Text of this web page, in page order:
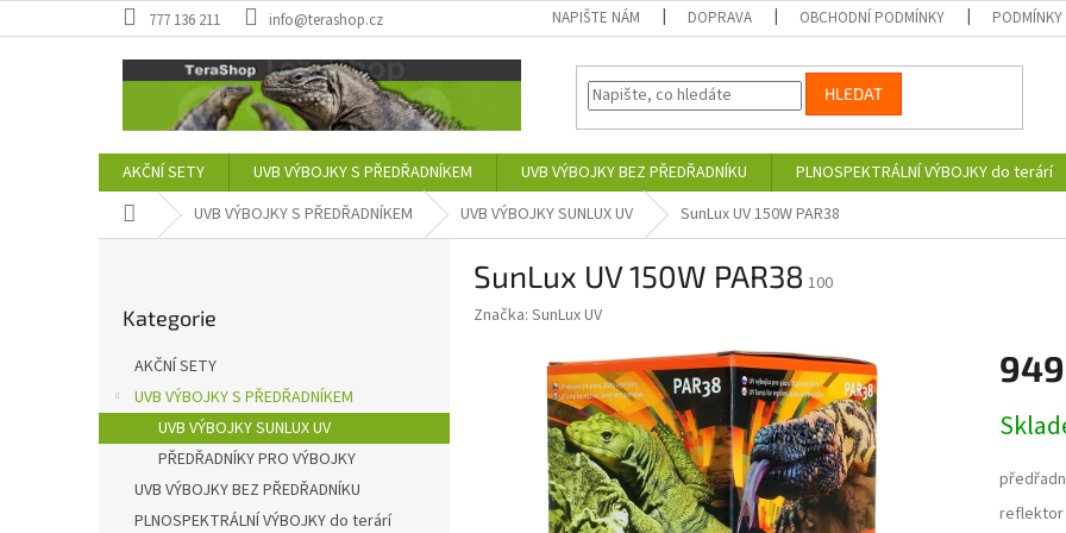
na
777 136 211 info@terashop.cz NAPIŠTE NÁM DOPRAVA OBCHODNÍ PODMÍNKY PODMÍNKY
HLEDAT
AKČNÍ SETY UVB VÝBOJKY S PŘEDŘADNÍKEM UVB VÝBOJKY BEZ PŘEDŘADNÍKU PLNOSPEKTRÁLNÍ VÝBOJKY do terárí
Domů UVB VÝBOJKY S PŘEDŘADNÍKEM UVB VÝBOJKY SUNLUX UV SunLux UV 150W PAR38
n
kategorie
Kategorie
AKČNÍ SETY
UVB VÝBOJKY S PŘEDŘADNÍKEM
UVB VÝBOJKY SUNLUX UV
PŘEDŘADNÍKY PRO VÝBOJKY
UVB VÝBOJKY BEZ PŘEDŘADNÍKU
PLNOSPEKTRÁLNÍ VÝBOJKY do terárí
SunLux UV 150W PAR38 100
Značka: SunLux UV
cena:
reflektor